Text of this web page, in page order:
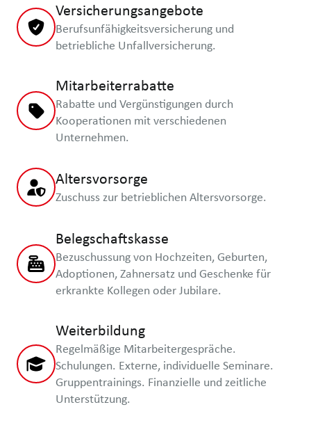
Versicherungsangebote
Berufsunfähigkeitsversicherung und
betriebliche Unfallversicherung.
Mitarbeiterrabatte
Rabatte und Vergünstigungen durch
Kooperationen mit verschiedenen
Unternehmen.
Altersvorsorge
Zuschuss zur betrieblichen Altersvorsorge.
Belegschaftskasse
Bezuschussung von Hochzeiten, Geburten,
Adoptionen, Zahnersatz und Geschenke für
erkrankte Kollegen oder Jubilare.
Weiterbildung
Regelmäßige Mitarbeitergespräche.
Schulungen. Externe, individuelle Seminare.
Gruppentrainings. Finanzielle und zeitliche
Unterstützung.